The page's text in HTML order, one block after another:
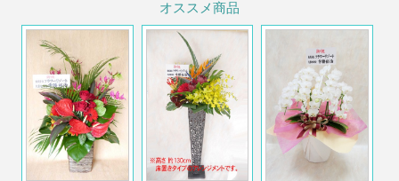
オススメ商品